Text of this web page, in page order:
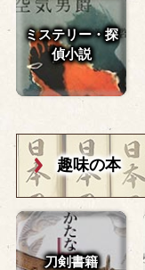
ミステリー・探
偵小説
趣味の本
刀剣書籍